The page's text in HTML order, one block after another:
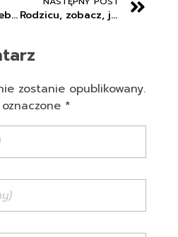
Miłości nam trzeba – a miłość to KOMUNIKACJA!!! Rodzicu, zobacz, jakie oświadczenie złożyć w sprawie wizerunku i danych dziecka lub dodatkowych zajęć
zostanie opublikowany.
*